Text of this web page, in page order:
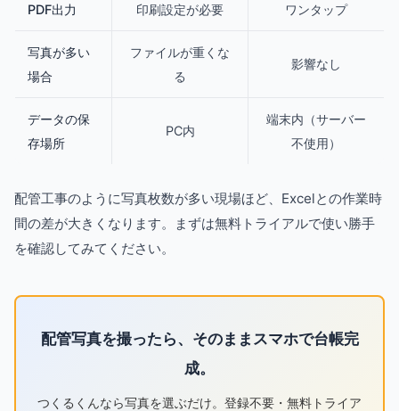
PDF出力 印刷設定が必要 ワンタップ
写真が多い
場合
ファイルが重くな
る
影響なし
データの保
存場所
PC内
端末内（サーバー
不使用）
配管工事のように写真枚数が多い現場ほど、Excelとの作業時
間の差が大きくなります。まずは無料トライアルで使い勝手
を確認してみてください。
配管写真を撮ったら、そのままスマホで台帳完
成。
つくるくんなら写真を選ぶだけ。登録不要・無料トライア